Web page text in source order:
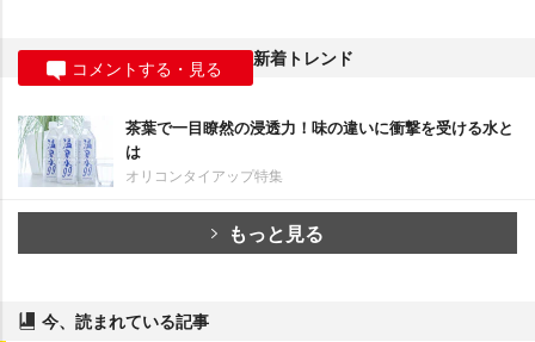
コメントする・見る 新着トレンド
茶葉で一目瞭然の浸透力！味の違いに衝撃を受ける水と
は
オリコンタイアップ特集
もっと見る
今、読まれている記事